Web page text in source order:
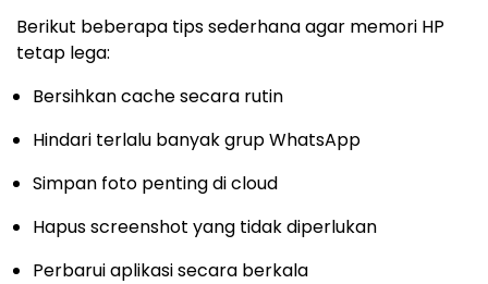
Berikut beberapa tips sederhana agar memori HP
tetap lega:
Bersihkan cache secara rutin
Hindari terlalu banyak grup WhatsApp
Simpan foto penting di cloud
Hapus screenshot yang tidak diperlukan
Perbarui aplikasi secara berkala